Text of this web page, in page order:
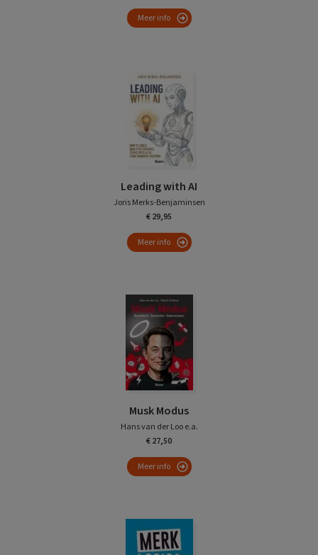
Meer info
Leading with AI
Joris Merks-Benjaminsen
€ 29,95
Meer info
Musk Modus
Hans van der Loo e.a.
€ 27,50
Meer info